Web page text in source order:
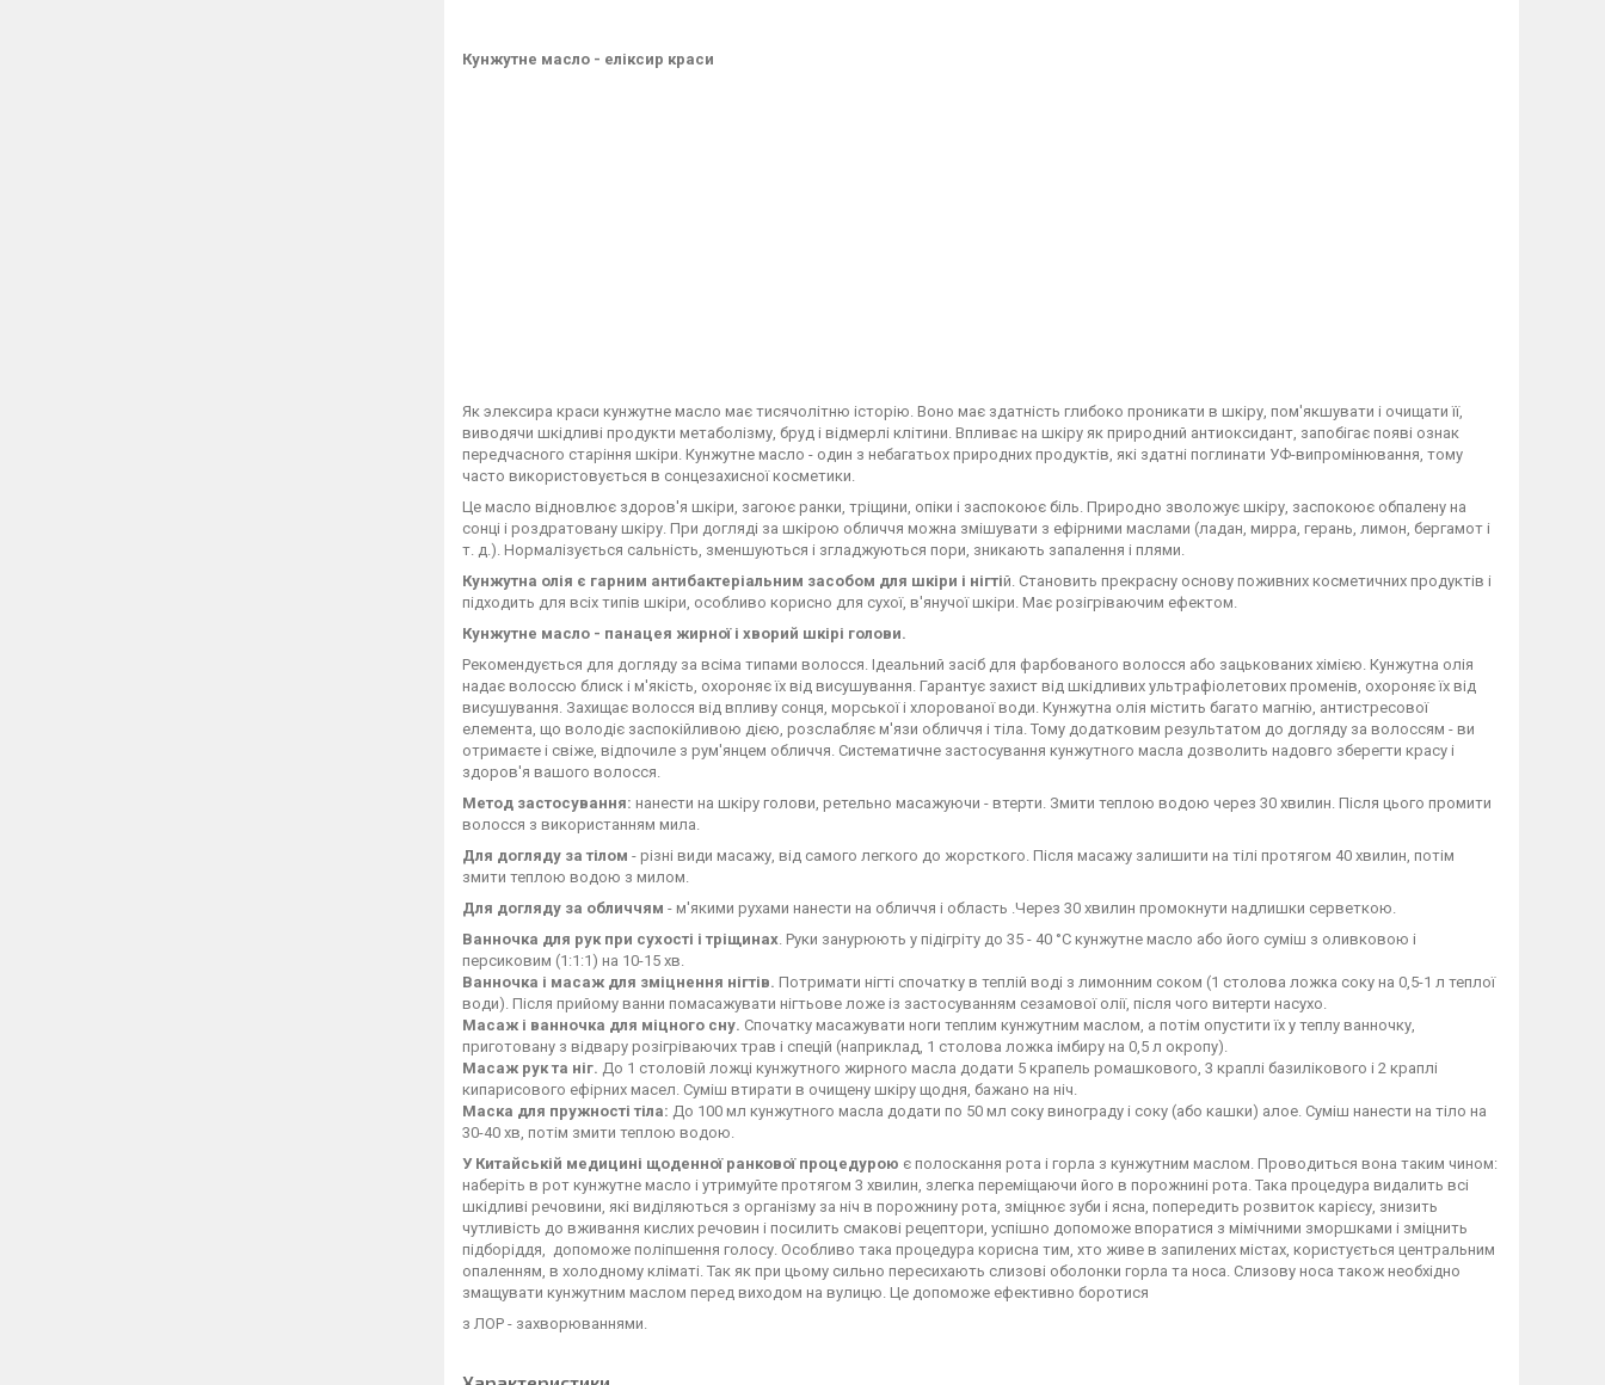
Кунжутне масло - еліксир краси
Як элексира краси кунжутне масло має тисячолітню історію. Воно має здатність глибоко проникати в шкіру, пом'якшувати і очищати її,
виводячи шкідливі продукти метаболізму, бруд і відмерлі клітини. Впливає на шкіру як природний антиоксидант, запобігає появі ознак
передчасного старіння шкіри. Кунжутне масло - один з небагатьох природних продуктів, які здатні поглинати УФ-випромінювання, тому
часто використовується в сонцезахисної косметики.
Це масло відновлює здоров'я шкіри, загоює ранки, тріщини, опіки і заспокоює біль. Природно зволожує шкіру, заспокоює обпалену на
сонці і роздратовану шкіру. При догляді за шкірою обличчя можна змішувати з ефірними маслами (ладан, мирра, герань, лимон, бергамот і
т. д.). Нормалізується сальність, зменшуються і згладжуються пори, зникають запалення і плями.
Кунжутна олія є гарним антибактеріальним засобом для шкіри і нігтій. Становить прекрасну основу поживних косметичних продуктів і
підходить для всіх типів шкіри, особливо корисно для сухої, в'янучої шкіри. Має розігріваючим ефектом.
Кунжутне масло - панацея жирної і хворий шкірі голови.
Рекомендується для догляду за всіма типами волосся. Ідеальний засіб для фарбованого волосся або зацькованих хімією. Кунжутна олія
надає волоссю блиск і м'якість, охороняє їх від висушування. Гарантує захист від шкідливих ультрафіолетових променів, охороняє їх від
висушування. Захищає волосся від впливу сонця, морської і хлорованої води. Кунжутна олія містить багато магнію, антистресової
елемента, що володіє заспокійливою дією, розслабляє м'язи обличчя і тіла. Тому додатковим результатом до догляду за волоссям - ви
отримаєте і свіже, відпочиле з рум'янцем обличчя. Систематичне застосування кунжутного масла дозволить надовго зберегти красу і
здоров'я вашого волосся.
Метод застосування: нанести на шкіру голови, ретельно масажуючи - втерти. Змити теплою водою через 30 хвилин. Після цього промити
волосся з використанням мила.
Для догляду за тілом - різні види масажу, від самого легкого до жорсткого. Після масажу залишити на тілі протягом 40 хвилин, потім
змити теплою водою з милом.
Для догляду за обличчям - м'якими рухами нанести на обличчя і область .Через 30 хвилин промокнути надлишки серветкою.
Ванночка для рук при сухості і тріщинах. Руки занурюють у підігріту до 35 - 40 °С кунжутне масло або його суміш з оливковою і
персиковим (1:1:1) на 10-15 хв.
Ванночка і масаж для зміцнення нігтів. Потримати нігті спочатку в теплій воді з лимонним соком (1 столова ложка соку на 0,5-1 л теплої
води). Після прийому ванни помасажувати нігтьове ложе із застосуванням сезамової олії, після чого витерти насухо.
Масаж і ванночка для міцного сну. Спочатку масажувати ноги теплим кунжутним маслом, а потім опустити їх у теплу ванночку,
приготовану з відвару розігріваючих трав і спецій (наприклад, 1 столова ложка імбиру на 0,5 л окропу).
Масаж рук та ніг. До 1 столовій ложці кунжутного жирного масла додати 5 крапель ромашкового, 3 краплі базилікового і 2 краплі
кипарисового ефірних масел. Суміш втирати в очищену шкіру щодня, бажано на ніч.
Маска для пружності тіла: До 100 мл кунжутного масла додати по 50 мл соку винограду і соку (або кашки) алое. Суміш нанести на тіло на
30-40 хв, потім змити теплою водою.
У Китайській медицині щоденної ранкової процедурою є полоскання рота і горла з кунжутним маслом. Проводиться вона таким чином:
наберіть в рот кунжутне масло і утримуйте протягом 3 хвилин, злегка переміщаючи його в порожнині рота. Така процедура видалить всі
шкідливі речовини, які виділяються з організму за ніч в порожнину рота, зміцнює зуби і ясна, попередить розвиток карієсу, знизить
чутливість до вживання кислих речовин і посилить смакові рецептори, успішно допоможе впоратися з мімічними зморшками і зміцнить
підборіддя, допоможе поліпшення голосу. Особливо така процедура корисна тим, хто живе в запилених містах, користується центральним
опаленням, в холодному кліматі. Так як при цьому сильно пересихають слизові оболонки горла та носа. Слизову носа також необхідно
змащувати кунжутним маслом перед виходом на вулицю. Це допоможе ефективно боротися
з ЛОР - захворюваннями.